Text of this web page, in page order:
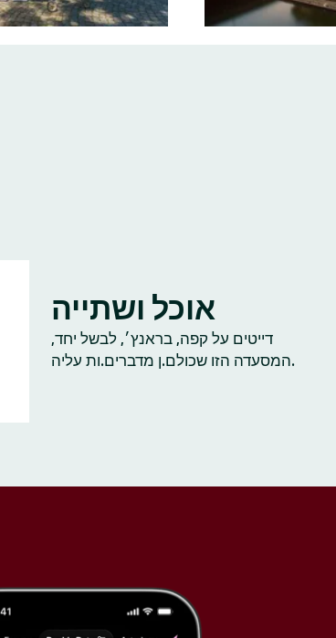
אוכל ושתייה
דייטים על קפה, בראנץ׳, לבשל יחד,
המסעדה הזו שכולם.ן מדברים.ות עליה.